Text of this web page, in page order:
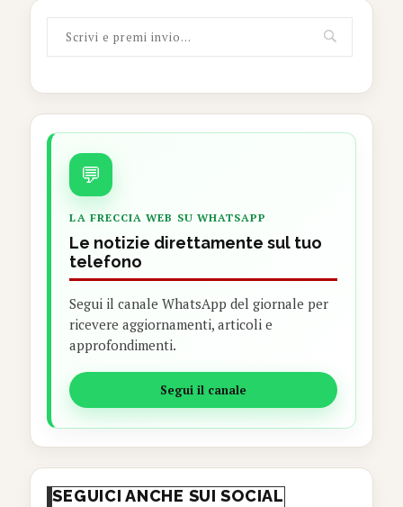
💬
LA FRECCIA WEB SU WHATSAPP
Le notizie direttamente sul tuo
telefono
Segui il canale WhatsApp del giornale per
ricevere aggiornamenti, articoli e
approfondimenti.
Segui il canale
SEGUICI ANCHE SUI SOCIAL